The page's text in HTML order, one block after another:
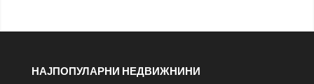
НАЈПОПУЛАРНИ НЕДВИЖНИНИ